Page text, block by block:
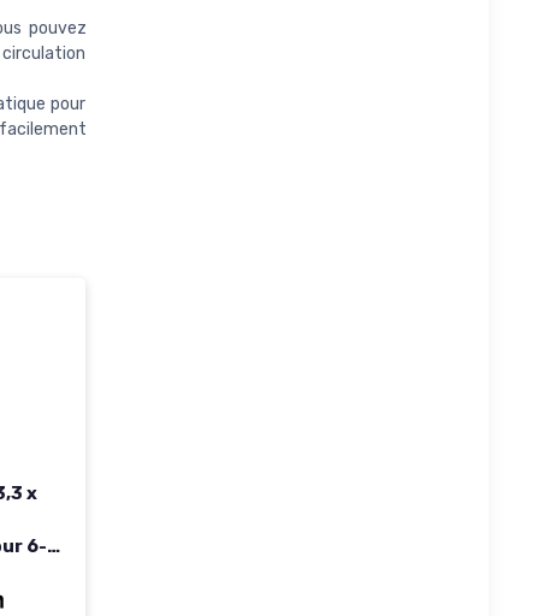
pouvez
circulation
pour
x
6-8